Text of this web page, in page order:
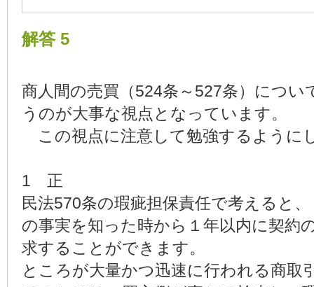
解答 5
商人間の売買（524条～527条）につい
うのが大事な視点となっています。
この視点に注意して勉強するように
1 正
民法570条の瑕疵担保責任で考えると
の事実を知った時から１年以内に契約
求することができます。
ところが大量かつ迅速に行われる商取